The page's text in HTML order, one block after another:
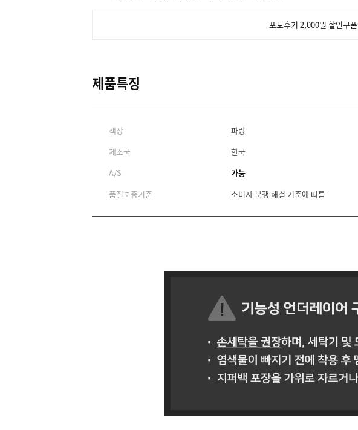
포토후기 2,000원 할인쿠폰
제품특징
색상
파랑
제조국
한국
A/S
가능
품질보증기준
소비자 분쟁 해결 기준에 따름